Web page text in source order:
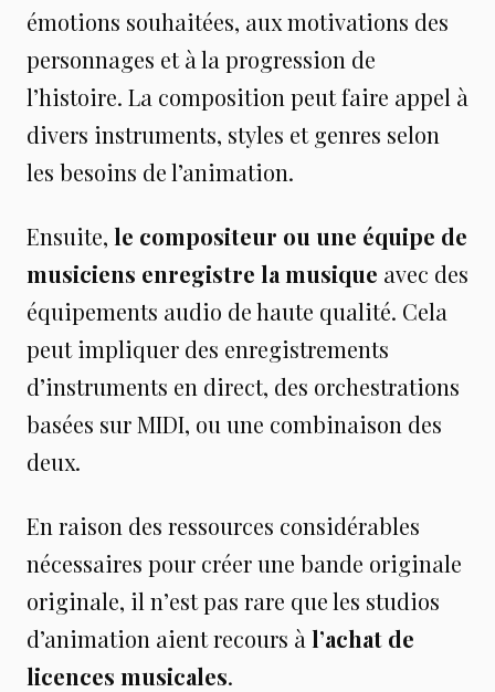
émotions souhaitées, aux motivations des
personnages et à la progression de
l’histoire. La composition peut faire appel à
divers instruments, styles et genres selon
les besoins de l’animation.
Ensuite, le compositeur ou une équipe de
musiciens enregistre la musique avec des
équipements audio de haute qualité. Cela
peut impliquer des enregistrements
d’instruments en direct, des orchestrations
basées sur MIDI, ou une combinaison des
deux.
En raison des ressources considérables
nécessaires pour créer une bande originale
originale, il n’est pas rare que les studios
d’animation aient recours à l’achat de
licences musicales.